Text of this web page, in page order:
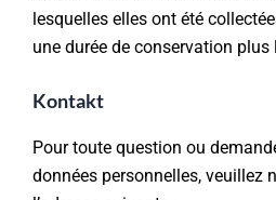
lesquelles elles ont été
une durée de conservation plus
Kontakt
Pour toute question ou
données personnelles, veuillez